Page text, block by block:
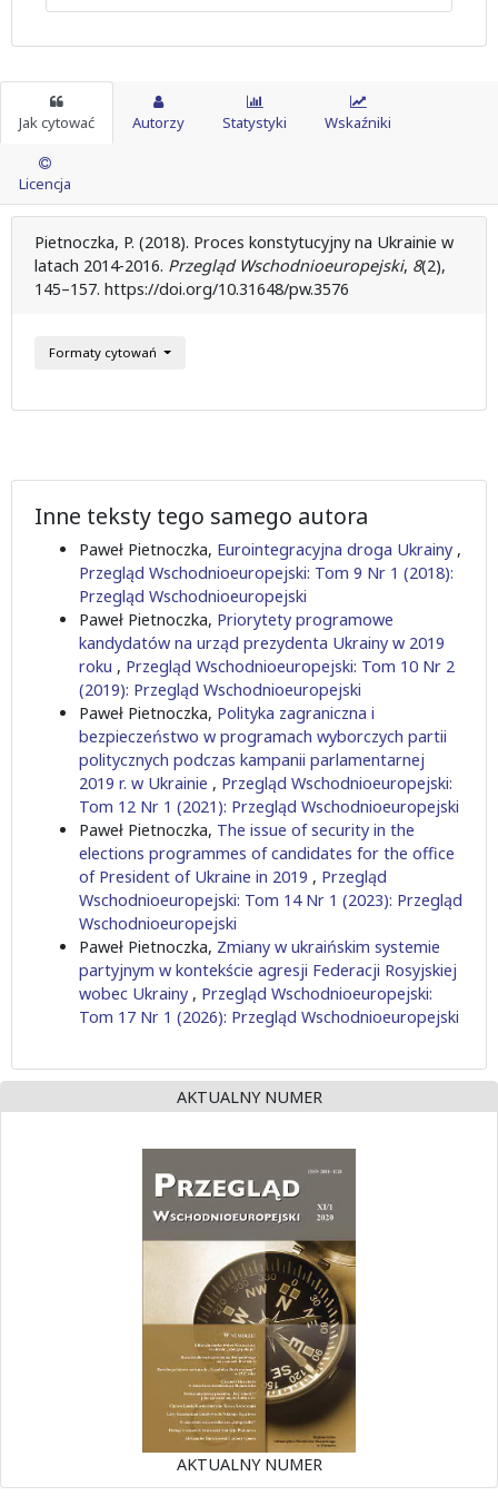
Jak cytować Autorzy Statystyki Wskaźniki
Licencja
Pietnoczka, P. (2018). Proces konstytucyjny na Ukrainie w
latach 2014-2016. Przegląd Wschodnioeuropejski, 8(2),
145–157. https://doi.org/10.31648/pw.3576
Formaty cytowań
Inne teksty tego samego autora
Paweł Pietnoczka, Eurointegracyjna droga Ukrainy ,
Przegląd Wschodnioeuropejski: Tom 9 Nr 1 (2018):
Przegląd Wschodnioeuropejski
Paweł Pietnoczka, Priorytety programowe
kandydatów na urząd prezydenta Ukrainy w 2019
roku , Przegląd Wschodnioeuropejski: Tom 10 Nr 2
(2019): Przegląd Wschodnioeuropejski
Paweł Pietnoczka, Polityka zagraniczna i
bezpieczeństwo w programach wyborczych partii
politycznych podczas kampanii parlamentarnej
2019 r. w Ukrainie , Przegląd Wschodnioeuropejski:
Tom 12 Nr 1 (2021): Przegląd Wschodnioeuropejski
Paweł Pietnoczka, The issue of security in the
elections programmes of candidates for the office
of President of Ukraine in 2019 , Przegląd
Wschodnioeuropejski: Tom 14 Nr 1 (2023): Przegląd
Wschodnioeuropejski
Paweł Pietnoczka, Zmiany w ukraińskim systemie
partyjnym w kontekście agresji Federacji Rosyjskiej
wobec Ukrainy , Przegląd Wschodnioeuropejski:
Tom 17 Nr 1 (2026): Przegląd Wschodnioeuropejski
AKTUALNY NUMER
AKTUALNY NUMER